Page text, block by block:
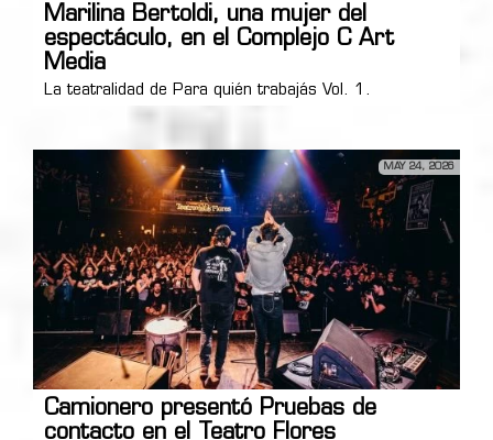
Marilina Bertoldi, una mujer del
espectáculo, en el Complejo C Art
Media
La teatralidad de Para quién trabajás Vol. 1.
MAY 24, 2026
Camionero presentó Pruebas de
contacto en el Teatro Flores